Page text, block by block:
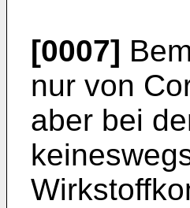
[0007]
nur von
aber bei